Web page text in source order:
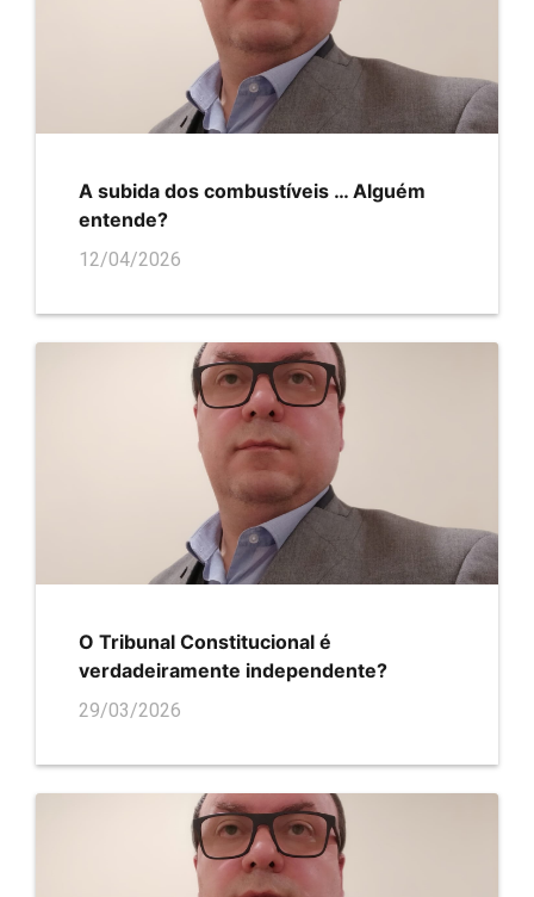
A subida dos combustíveis … Alguém
entende?
12/04/2026
O Tribunal Constitucional é
verdadeiramente independente?
29/03/2026